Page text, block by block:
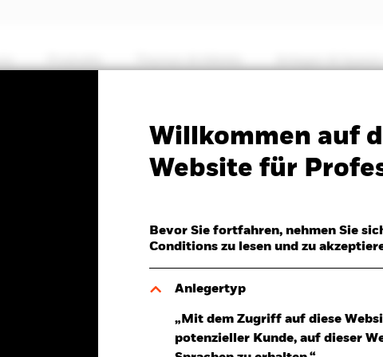
Willkommen auf
Website für
Bevor Sie fortfahren, nehmen Sie
Conditions zu lesen und zu
Anlegertyp
„Mit dem Zugriff auf diese
potenzieller Kunde, auf dieser
Global Income &